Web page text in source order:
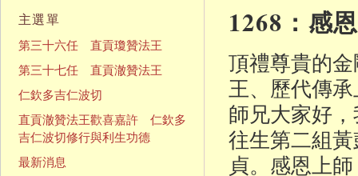
1268：感
頂禮尊貴的
王、歷代傳
師兄大家好
往生第二組
貞。感恩上
主選單
第三十六任 直貢瓊贊法王
第三十七任 直貢澈贊法王
仁欽多吉仁波切
直貢澈贊法王歡喜嘉許 仁欽多
吉仁波切修行與利生功德
最新消息